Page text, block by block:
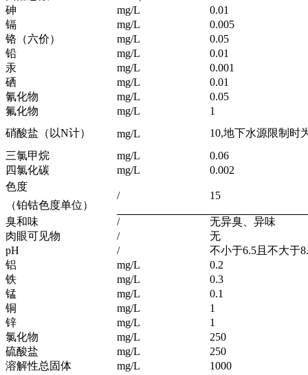
砷
mg/L
0.01
镉
mg/L
0.005
铬（六价）
mg/L
0.05
铅
mg/L
0.01
汞
mg/L
0.001
硒
mg/L
0.01
氰化物
mg/L
0.05
氟化物
mg/L
1
硝酸盐（以N计）
mg/L
10,地下水源限制时
三氯甲烷
mg/L
0.06
四氯化碳
mg/L
0.002
色度
/
15
（铂钴色度单位）
臭和味
/
无异臭、异味
肉眼可见物
/
无
pH
/
不小于6.5且不大于
铝
mg/L
0.2
铁
mg/L
0.3
锰
mg/L
0.1
铜
mg/L
1
锌
mg/L
1
氯化物
mg/L
250
硫酸盐
mg/L
250
溶解性总固体
mg/L
1000